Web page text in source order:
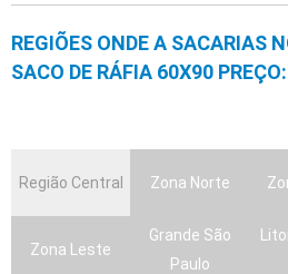
REGIÕES ONDE A SACARIAS
SACO DE RÁFIA 60X90 PREÇO:
Região Central Zona Norte
Zona Leste
Grande São
Paulo